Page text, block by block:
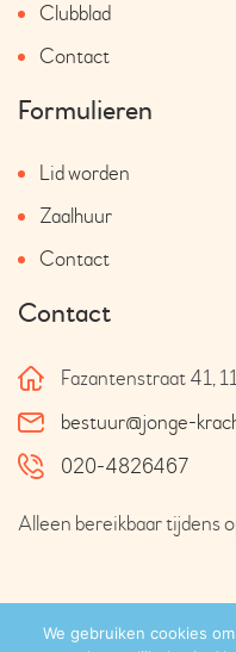
Clubblad
Contact
Formulieren
Lid worden
Zaalhuur
Contact
Contact
Fazantenstraat 41,
bestuur@jonge-
020-4826467
Alleen bereikbaar tijdens
Met
We gebruiken cookies